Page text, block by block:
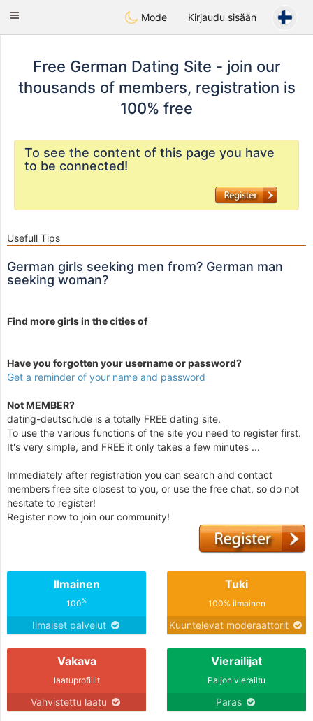
Deutsch Dating
Toggle
Mode Kirjaudu sisään
Free German Dating Site - join our
thousands of members, registration is
100% free
To see the content of this page you have
to be connected!
Usefull Tips
German girls seeking men from? German man
seeking woman?
Find more girls in the cities of
Have you forgotten your username or password?
Get a reminder of your name and password
Not MEMBER?
dating-deutsch.de is a totally FREE dating site.
To use the various functions of the site you need to register first.
It's very simple, and FREE it only takes a few minutes ...
Immediately after registration you can search and contact
members free site closest to you, or use the free chat, so do not
hesitate to register!
Register now to join our community!
Ilmainen
100%
Ilmaiset palvelut
Tuki
100% ilmainen
Kuuntelevat moderaattorit
Vakava
laatuprofiilit
Vahvistettu laatu
Vierailijat
Paljon vierailtu
Paras